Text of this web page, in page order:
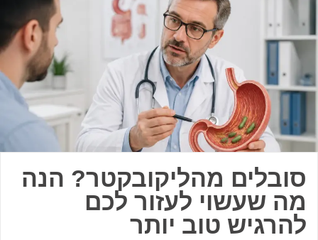
סובלים מהליקובקטר? הנה
מה שעשוי לעזור לכם
להרגיש טוב יותר